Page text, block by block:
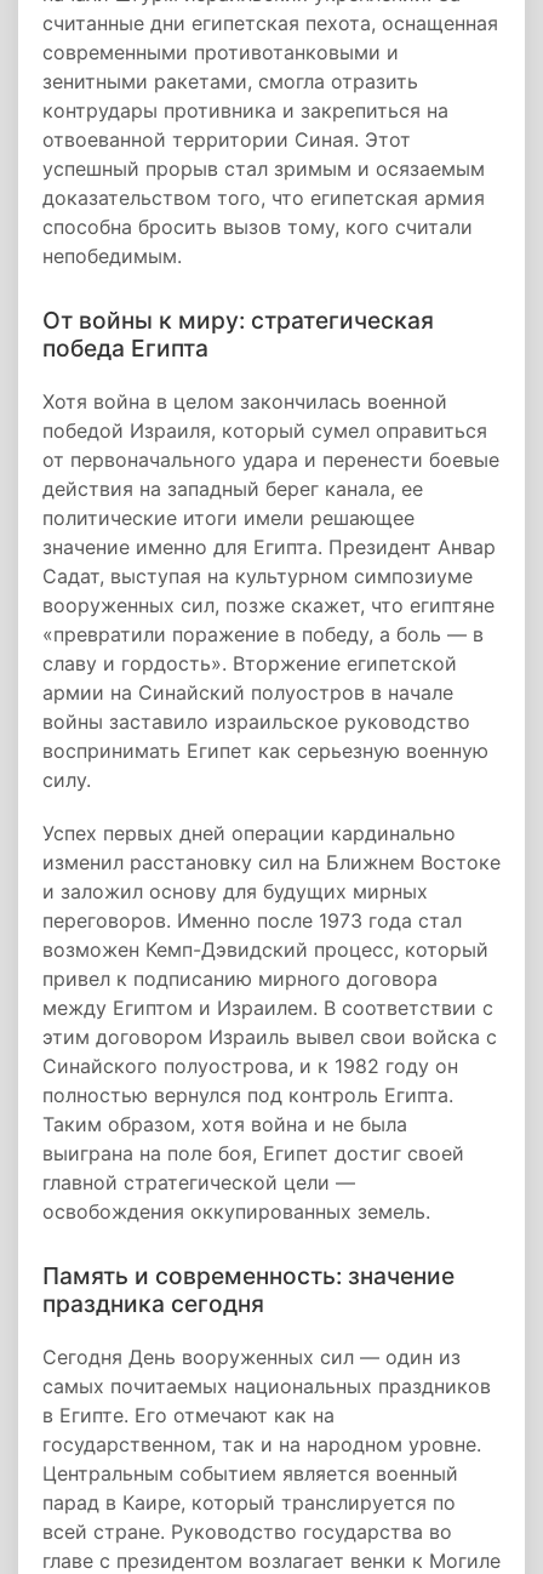
считанные дни египетская пехота, оснащенная
современными противотанковыми и
зенитными ракетами, смогла отразить
контрудары противника и закрепиться на
отвоеванной территории Синая. Этот
успешный прорыв стал зримым и осязаемым
доказательством того, что египетская армия
способна бросить вызов тому, кого считали
непобедимым.
От войны к миру: стратегическая
победа Египта
Хотя война в целом закончилась военной
победой Израиля, который сумел оправиться
от первоначального удара и перенести боевые
действия на западный берег канала, ее
политические итоги имели решающее
значение именно для Египта. Президент Анвар
Садат, выступая на культурном симпозиуме
вооруженных сил, позже скажет, что египтяне
«превратили поражение в победу, а боль — в
славу и гордость». Вторжение египетской
армии на Синайский полуостров в начале
войны заставило израильское руководство
воспринимать Египет как серьезную военную
силу.
Успех первых дней операции кардинально
изменил расстановку сил на Ближнем Востоке
и заложил основу для будущих мирных
переговоров. Именно после 1973 года стал
возможен Кемп-Дэвидский процесс, который
привел к подписанию мирного договора
между Египтом и Израилем. В соответствии с
этим договором Израиль вывел свои войска с
Синайского полуострова, и к 1982 году он
полностью вернулся под контроль Египта.
Таким образом, хотя война и не была
выиграна на поле боя, Египет достиг своей
главной стратегической цели —
освобождения оккупированных земель.
Память и современность: значение
праздника сегодня
Сегодня День вооруженных сил — один из
самых почитаемых национальных праздников
в Египте. Его отмечают как на
государственном, так и на народном уровне.
Центральным событием является военный
парад в Каире, который транслируется по
всей стране. Руководство государства во
главе с президентом возлагает венки к Могиле